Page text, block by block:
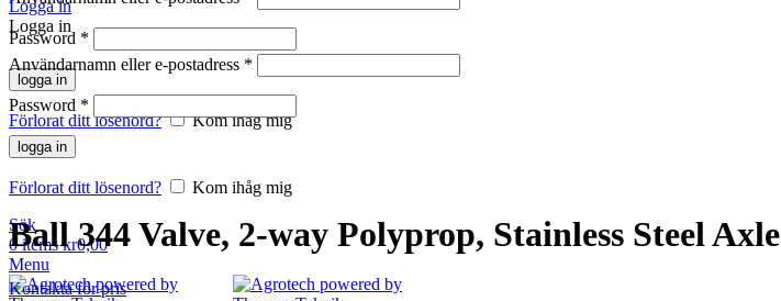
Password *
logga in
Förlorat ditt lösenord? Kom ihåg mig
Logga in
Logga in
Användarnamn eller e-postadress *
Password *
logga in
Förlorat ditt lösenord?
Kom ihåg mig
Sök
0items kr0,00
Menu
Klicka för att förstora
Ball 344 Valve, 2-way Polyprop, Stainless Steel Axle
Kontakta för pris